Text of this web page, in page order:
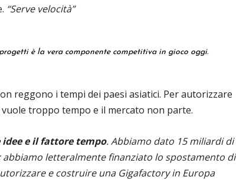
“Serve velocità”
è la vera componente competitiva in gioco oggi.
reggono i tempi dei paesi asiatici. Per autorizzare
vuole troppo tempo e il mercato non parte.
e il fattore tempo. Abbiamo dato 15 miliardi di
letteralmente finanziato lo spostamento di
e costruire una Gigafactory in Europa